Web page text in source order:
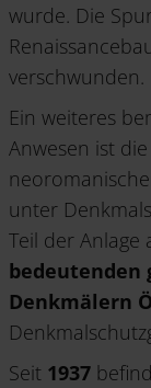
wurde. Die
verschwunden.
Ein weiteres
Anwesen ist
unter
Teil der Anlage
bedeutenden
Denkmälern
Seit 1937